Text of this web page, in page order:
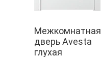
Межкомнатная
дверь Avesta
глухая